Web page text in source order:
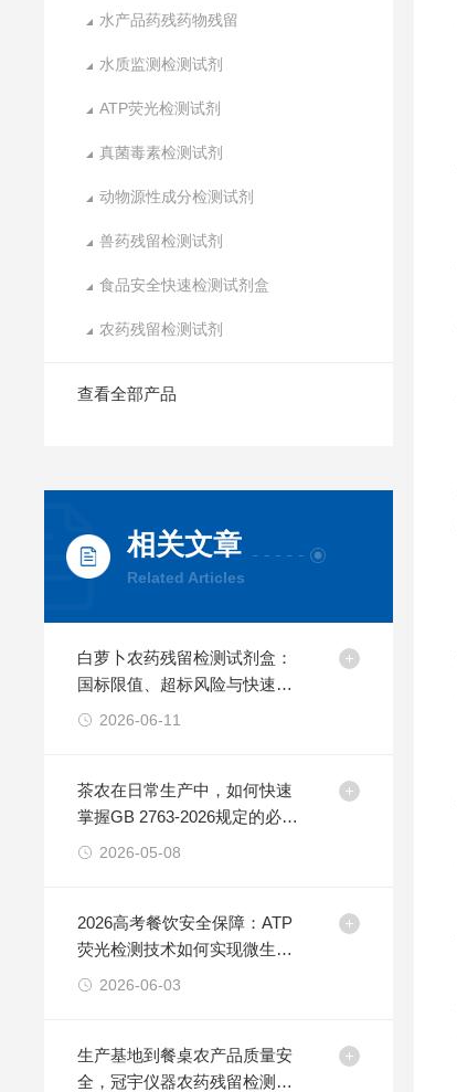
水产品药残药物残留
水质监测检测试剂
ATP荧光检测试剂
真菌毒素检测试剂
动物源性成分检测试剂
兽药残留检测试剂
食品安全快速检测试剂盒
农药残留检测试剂
查看全部产品
相关文章
Related Articles
白萝卜农药残留检测试剂盒：
国标限值、超标风险与快速检
测方案2026-06-11
茶农在日常生产中，如何快速
掌握GB 2763-2026规定的必检
农药残留项目？
2026-05-08
2026高考餐饮安全保障：ATP
荧光检测技术如何实现微生物
污染即时管控
2026-06-03
生产基地到餐桌农产品质量安
全，冠宇仪器农药残留检测仪